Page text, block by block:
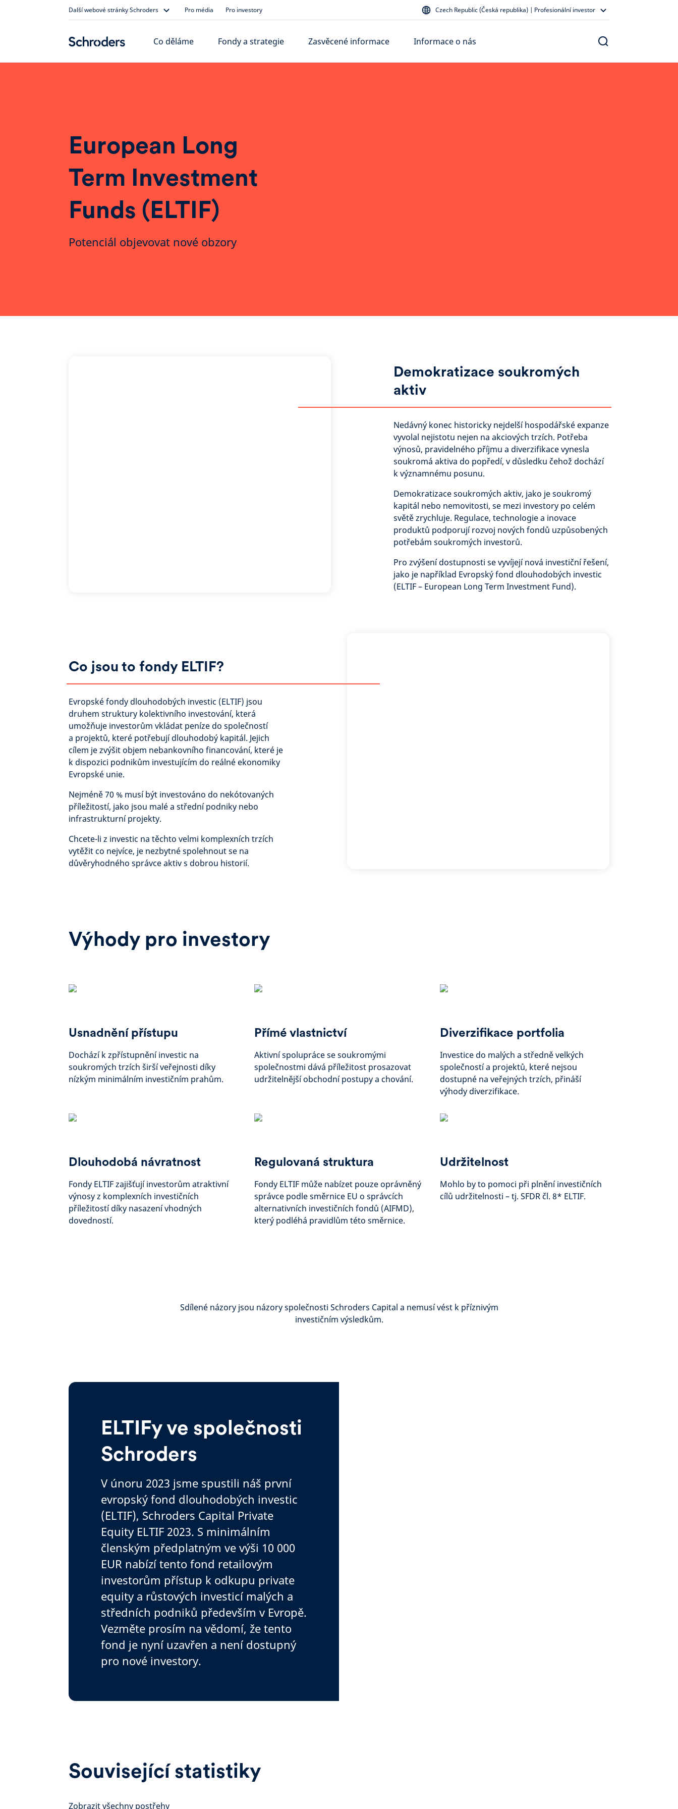
Další webové stránky Schroders Pro média Pro investory Czech Republic (Česká republika) | Profesionální investor
Co děláme Fondy a strategie Zasvěcené informace Informace o nás
European Long
Term Investment
Funds (ELTIF)
Potenciál objevovat nové obzory
Demokratizace soukromých
aktiv
Nedávný konec historicky nejdelší hospodářské expanze
vyvolal nejistotu nejen na akciových trzích. Potřeba
výnosů, pravidelného příjmu a diverzifikace vynesla
soukromá aktiva do popředí, v důsledku čehož dochází
k významnému posunu.
Demokratizace soukromých aktiv, jako je soukromý
kapitál nebo nemovitosti, se mezi investory po celém
světě zrychluje. Regulace, technologie a inovace
produktů podporují rozvoj nových fondů uzpůsobených
potřebám soukromých investorů.
Pro zvýšení dostupnosti se vyvíjejí nová investiční řešení,
jako je například Evropský fond dlouhodobých investic
(ELTIF – European Long Term Investment Fund).
Co jsou to fondy ELTIF?
Evropské fondy dlouhodobých investic (ELTIF) jsou
druhem struktury kolektivního investování, která
umožňuje investorům vkládat peníze do společností
a projektů, které potřebují dlouhodobý kapitál. Jejich
cílem je zvýšit objem nebankovního financování, které je
k dispozici podnikům investujícím do reálné ekonomiky
Evropské unie.
Nejméně 70 % musí být investováno do nekótovaných
příležitostí, jako jsou malé a střední podniky nebo
infrastrukturní projekty.
Chcete-li z investic na těchto velmi komplexních trzích
vytěžit co nejvíce, je nezbytné spolehnout se na
důvěryhodného správce aktiv s dobrou historií.
Výhody pro investory
Usnadnění přístupu
Dochází k zpřístupnění investic na
soukromých trzích širší veřejnosti díky
nízkým minimálním investičním prahům.
Přímé vlastnictví
Aktivní spolupráce se soukromými
společnostmi dává příležitost prosazovat
udržitelnější obchodní postupy a chování.
Diverzifikace portfolia
Investice do malých a středně velkých
společností a projektů, které nejsou
dostupné na veřejných trzích, přináší
výhody diverzifikace.
Dlouhodobá návratnost
Fondy ELTIF zajišťují investorům atraktivní
výnosy z komplexních investičních
příležitostí díky nasazení vhodných
dovedností.
Regulovaná struktura
Fondy ELTIF může nabízet pouze oprávněný
správce podle směrnice EU o správcích
alternativních investičních fondů (AIFMD),
který podléhá pravidlům této směrnice.
Udržitelnost
Mohlo by to pomoci při plnění investičních
cílů udržitelnosti – tj. SFDR čl. 8* ELTIF.
Sdílené názory jsou názory společnosti Schroders Capital a nemusí vést k příznivým
investičním výsledkům.
ELTIFy ve společnosti
Schroders
V únoru 2023 jsme spustili náš první
evropský fond dlouhodobých investic
(ELTIF), Schroders Capital Private
Equity ELTIF 2023. S minimálním
členským předplatným ve výši 10 000
EUR nabízí tento fond retailovým
investorům přístup k odkupu private
equity a růstových investicí malých a
středních podniků především v Evropě.
Vezměte prosím na vědomí, že tento
fond je nyní uzavřen a není dostupný
pro nové investory.
Související statistiky
Zobrazit všechny postřehy